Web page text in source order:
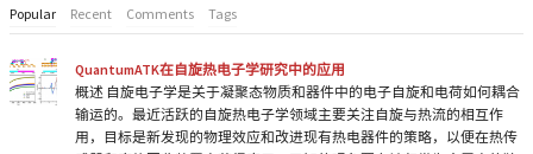
Popular Recent Comments Tags
QuantumATK在自旋热电子学研究中的应用
概述 自旋电子学是关于凝聚态物质和器件中的电子自旋和电荷如何耦合
输运的。最近活跃的自旋热电子学领域主要关注自旋与热流的相互作
用，目标是新发现的物理效应和改进现有热电器件的策略，以便在热传